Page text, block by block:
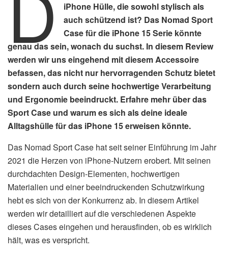
iPhone Hülle, die sowohl stylisch als
auch schützend ist? Das Nomad Sport
Case für die iPhone 15 Serie könnte
genau das sein, wonach du suchst. In diesem Review
werden wir uns eingehend mit diesem Accessoire
befassen, das nicht nur hervorragenden Schutz bietet
sondern auch durch seine hochwertige Verarbeitung
und Ergonomie beeindruckt. Erfahre mehr über das
Sport Case und warum es sich als deine ideale
Alltagshülle für das iPhone 15 erweisen könnte.
Das Nomad Sport Case hat seit seiner Einführung im Jahr
2021 die Herzen von iPhone-Nutzern erobert. Mit seinen
durchdachten Design-Elementen, hochwertigen
Materialien und einer beeindruckenden Schutzwirkung
hebt es sich von der Konkurrenz ab. In diesem Artikel
werden wir detailliert auf die verschiedenen Aspekte
dieses Cases eingehen und herausfinden, ob es wirklich
hält, was es verspricht.